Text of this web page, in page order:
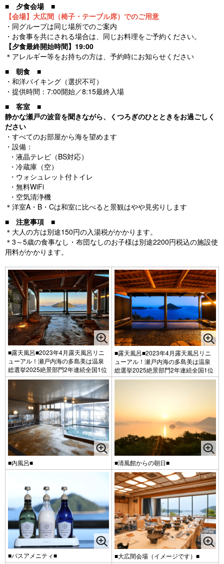
■ 夕食会場■
【会場】大広間（椅子・テーブル席）でのご用意
・同グループは同じ場所でのご案内
・お食事を共にされる場合は、同じお料理をご予約ください。
【夕食最終開始時間】19:00
＊アレルギー等をお持ちの方は、予約時にお知らせください
■ 朝食 ■
・和洋バイキング（選択不可）
・提供時間：7:00開始／8:15最終入場
■ 客室 ■
静かな瀬戸の波音を聞きながら、くつろぎのひとときをお過ごしく
ださい
・すべてのお部屋から海を望めます
・設備：
・液晶テレビ（BS対応）
・冷蔵庫（空）
・ウォシュレット付トイレ
・無料WiFi
・空気清浄機
＊洋室A・B・Cは和室に比べると景観はやや見劣りします
■ 注意事項 ■
＊大人の方は別途150円の入湯税がかかります。
＊3～5歳の食事なし・布団なしのお子様は別途2200円税込の施設使
用料がかかります。
■露天風呂■2023年4月露天風呂リニ
ューアル！瀬戸内海の多島美は温泉
総選挙2025絶景部門2年連続全国1位
■露天風呂■2023年4月露天風呂リニ
ューアル！瀬戸内海の多島美は温泉
総選挙2025絶景部門2年連続全国1位
■内風呂■ ■清風館からの朝日■
■バスアメニティ■ ■大広間会場（イメージです）■